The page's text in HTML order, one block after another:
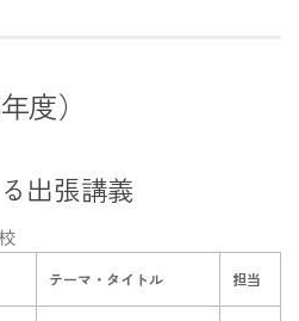
度）
出張講義
テーマ・タイトル 担当